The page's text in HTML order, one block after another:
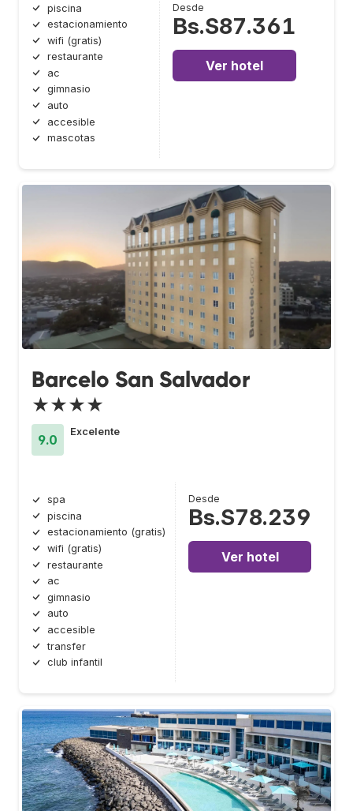
piscina
estacionamiento
wifi (gratis)
restaurante
ac
gimnasio
auto
accesible
mascotas
Desde
Bs.S87.361
Ver hotel
Barcelo San Salvador
★★★★
9.0
Excelente
spa
piscina
estacionamiento (gratis)
wifi (gratis)
restaurante
ac
gimnasio
auto
accesible
transfer
club infantil
Desde
Bs.S78.239
Ver hotel